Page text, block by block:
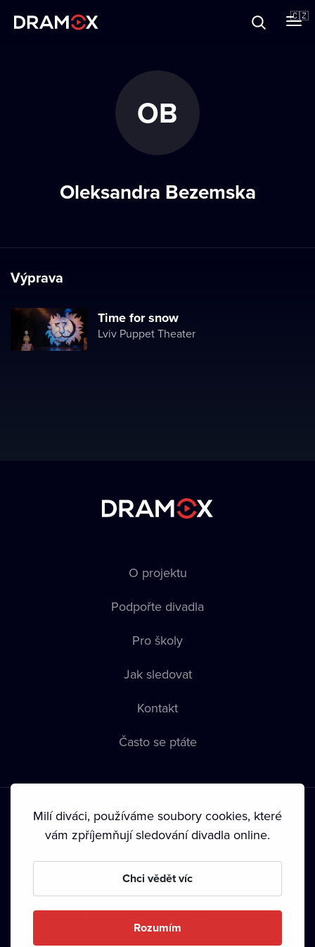
🇨🇿
OB
Oleksandra Bezemska
Výprava
Time for snow
Lviv Puppet Theater
O projektu
Podpořte divadla
Pro školy
Jak sledovat
Kontakt
Často se ptáte
Podmínky používání • Ochrana soukromí • Zásady používání
• Autorská práva•
Milí diváci, používáme soubory cookies, které
vám zpříjemňují sledování divadla online.
Chci vědět víc
Rozumím